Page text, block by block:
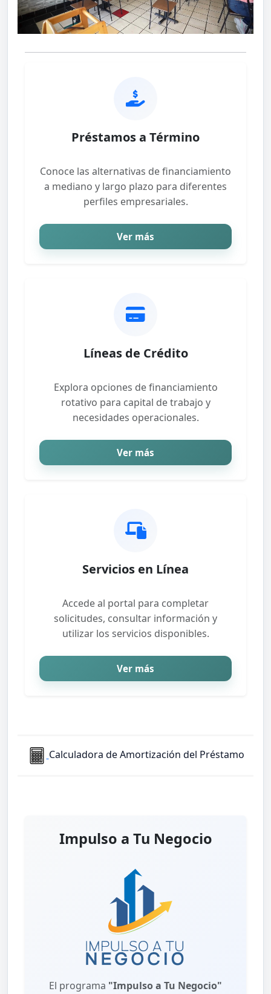
Préstamos a Término
Conoce las alternativas de financiamiento
a mediano y largo plazo para diferentes
perfiles empresariales.
Ver más
Líneas de Crédito
Explora opciones de financiamiento
rotativo para capital de trabajo y
necesidades operacionales.
Ver más
Servicios en Línea
Accede al portal para completar
solicitudes, consultar información y
utilizar los servicios disponibles.
Ver más
Calculadora de Amortización del Préstamo
Impulso a Tu Negocio
El programa "Impulso a Tu Negocio"